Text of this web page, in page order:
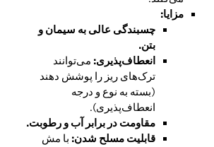
مزایا:
چسبندگی عالی به سیمان و
بتن.
انعطاف‌پذیری: می‌توانند
ترک‌های ریز را پوشش دهند
(بسته به نوع و درجه
انعطاف‌پذیری).
مقاومت در برابر آب و رطوبت.
قابلیت مسلح شدن: با مش